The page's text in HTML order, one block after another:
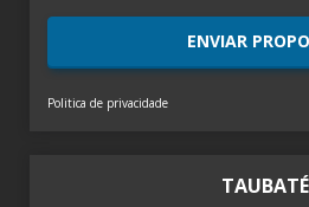
ENVIAR
Politica de privacidade
TAUBATÉ